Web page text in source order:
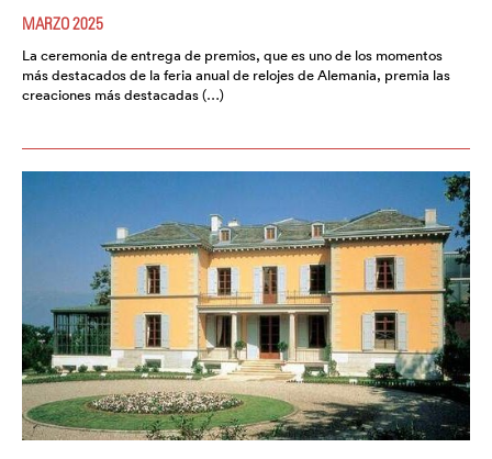
MARZO 2025
La ceremonia de entrega de premios, que es uno de los momentos
más destacados de la feria anual de relojes de Alemania, premia las
creaciones más destacadas (…)